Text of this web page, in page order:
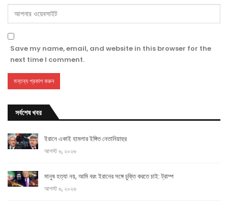
Save my name, email, and website in this browser for the
next time I comment.
সর্বশেষ খবর
ইরানে একাই হামলার ইঙ্গিত নেতানিয়াহুর
আগস্ট ৬, ২০২৬
মানুষ হত্যা নয়, আমি বরং ইরানের সঙ্গে চুক্তি করতে চাই: ট্রাম্প
আগস্ট ৬, ২০২৬